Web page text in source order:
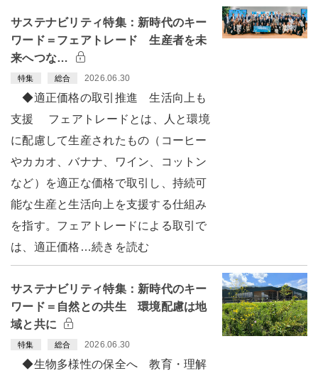
サステナビリティ特集：新時代のキー
ワード＝フェアトレード 生産者を未
来へつな…
特集 総合 2026.06.30
◆適正価格の取引推進 生活向上も
支援 フェアトレードとは、人と環境
に配慮して生産されたもの（コーヒー
やカカオ、バナナ、ワイン、コットン
など）を適正な価格で取引し、持続可
能な生産と生活向上を支援する仕組み
を指す。フェアトレードによる取引で
は、適正価格…続きを読む
サステナビリティ特集：新時代のキー
ワード＝自然との共生 環境配慮は地
域と共に
特集 総合 2026.06.30
◆生物多様性の保全へ 教育・理解